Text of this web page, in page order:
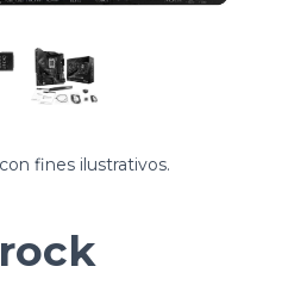
fines ilustrativos.